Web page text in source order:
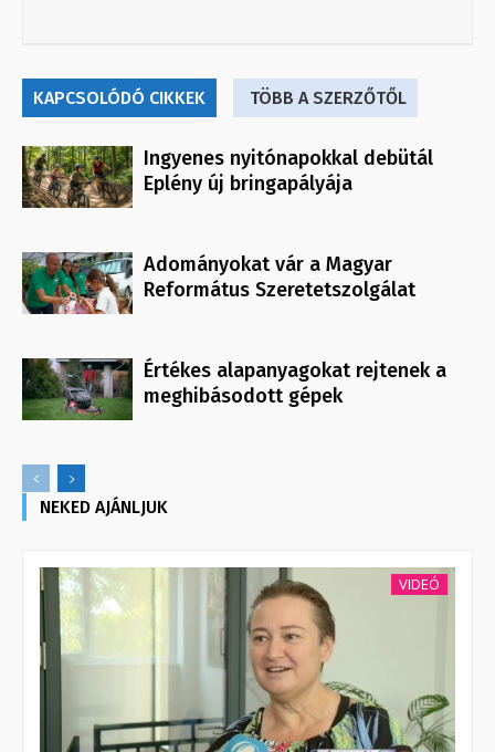
KAPCSOLÓDÓ CIKKEK TÖBB A SZERZŐTŐL
Ingyenes nyitónapokkal debütál
Eplény új bringapályája
Adományokat vár a Magyar
Református Szeretetszolgálat
Értékes alapanyagokat rejtenek a
meghibásodott gépek
NEKED AJÁNLJUK
VIDEÓ